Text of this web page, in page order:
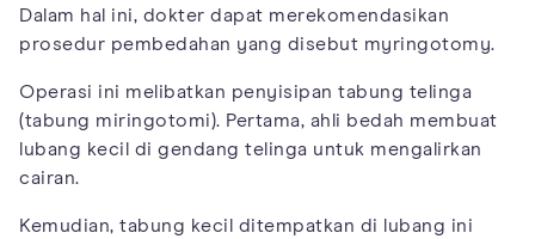
Dalam hal ini, dokter dapat merekomendasikan
prosedur pembedahan yang disebut myringotomy.
Operasi ini melibatkan penyisipan tabung telinga
(tabung miringotomi). Pertama, ahli bedah membuat
lubang kecil di gendang telinga untuk mengalirkan
cairan.
Kemudian, tabung kecil ditempatkan di lubang ini